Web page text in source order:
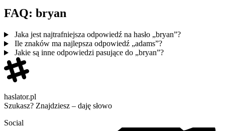
FAQ: bryan
Jaka jest najtrafniejsza odpowiedź na hasło „bryan”?
Ile znaków ma najlepsza odpowiedź „adams”?
Jakie są inne odpowiedzi pasujące do „bryan”?
haslator.pl
Szukasz? Znajdziesz – daję słowo
Social